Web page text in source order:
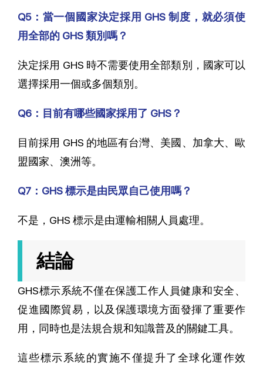
Q5：當一個國家決定採用 GHS 制度，就必須使
用全部的 GHS 類別嗎？
決定採用 GHS 時不需要使用全部類別，國家可以
選擇採用一個或多個類別。
Q6：目前有哪些國家採用了 GHS？
目前採用 GHS 的地區有台灣、美國、加拿大、歐
盟國家、澳洲等。
Q7：GHS 標示是由民眾自己使用嗎？
不是，GHS 標示是由運輸相關人員處理。
結論
GHS標示系統不僅在保護工作人員健康和安全、
促進國際貿易，以及保護環境方面發揮了重要作
用，同時也是法規合規和知識普及的關鍵工具。
這些標示系統的實施不僅提升了全球化運作效